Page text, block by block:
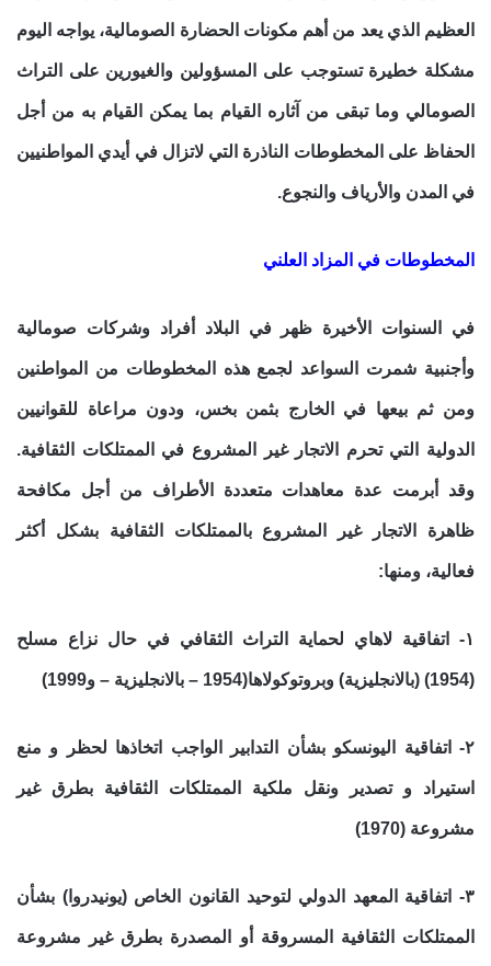
العظيم الذي يعد من أهم مكونات الحضارة الصومالية، يواجه اليوم
مشكلة خطيرة تستوجب على المسؤولين والغيورين على التراث
الصومالي وما تبقى من آثاره القيام بما يمكن القيام به من أجل
الحفاظ على المخطوطات الناذرة التي لاتزال في أيدي المواطنيين
في المدن والأرياف والنجوع.
المخطوطات في المزاد العلني
في السنوات الأخيرة ظهر في البلاد أفراد وشركات صومالية
وأجنبية شمرت السواعد لجمع هذه المخطوطات من المواطنين
ومن ثم بيعها في الخارج بثمن بخس، ودون مراعاة للقوانيين
الدولية التي تحرم الاتجار غير المشروع في الممتلكات الثقافية.
وقد أبرمت عدة معاهدات متعددة الأطراف من أجل مكافحة
ظاهرة الاتجار غير المشروع بالممتلكات الثقافية بشكل أكثر
فعالية، ومنها:
١- اتفاقية لاهاي لحماية التراث الثقافي في حال نزاع مسلح
(1954) (بالانجليزية) وبروتوكولاها(1954 – بالانجليزية – و1999)
٢- اتفاقية اليونسكو بشأن التدابير الواجب اتخاذها لحظر و منع
استيراد و تصدير ونقل ملكية الممتلكات الثقافية بطرق غير
مشروعة (1970)
٣- اتفاقية المعهد الدولي لتوحيد القانون الخاص (يونيدروا) بشأن
الممتلكات الثقافية المسروقة أو المصدرة بطرق غير مشروعة